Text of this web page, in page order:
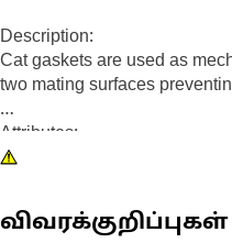
Description:
Cat gaskets are used as
two mating surfaces
Attributes:
Closed cell PVC plastic gasket
Application:
Used in the HVAC system of
விவரக்குறிப்புகள்